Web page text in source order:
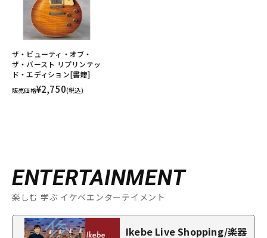
ザ・ビューティ・オブ・
ザ・バースト リプリンテッ
ド・エディション[書籍]
販売価格¥2,750(税込)
ENTERTAINMENT
楽しむ 学ぶ イケベエンターテイメント
Ikebe Live Shopping/楽器